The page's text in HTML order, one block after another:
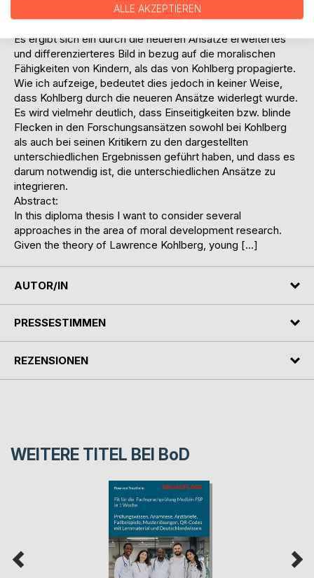
dass Kinder innerhalb dieser Untersuchungen moralisches
Es ergibt sich ein durch die neueren Ansätze erweitertes
und differenzierteres Bild in bezug auf die moralischen
Fähigkeiten von Kindern, als das von Kohlberg propagierte.
Wie ich aufzeige, bedeutet dies jedoch in keiner Weise,
dass Kohlberg durch die neueren Ansätze widerlegt wurde.
Es wird vielmehr deutlich, dass Einseitigkeiten bzw. blinde
Flecken in den Forschungsansätzen sowohl bei Kohlberg
als auch bei seinen Kritikern zu den dargestellten
unterschiedlichen Ergebnissen geführt haben, und dass es
darum notwendig ist, die unterschiedlichen Ansätze zu
integrieren.
Abstract:
In this diploma thesis I want to consider several
approaches in the area of moral development research.
Given the theory of Lawrence Kohlberg, young […]
AUTOR/IN
PRESSESTIMMEN
REZENSIONEN
WEITERE TITEL BEI BoD
ALLE AKZEPTIEREN